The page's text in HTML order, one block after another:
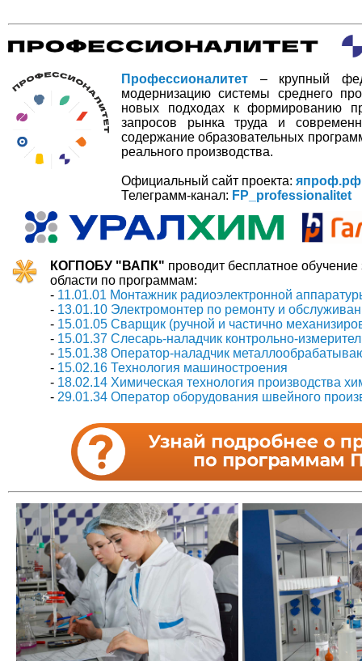
Профессионалитет – крупный
модернизацию системы среднего
новых подходах к формированию
запросов рынка труда и
содержание образовательных
реального производства.
Официальный сайт проекта: япроф.рф
Телеграмм-канал: FP_professionalitet
КОГПОБУ "ВАПК" проводит бесплатное
области по программам:
- 11.01.01 Монтажник радиоэлектронной
- 13.01.10 Электромонтер по ремонту и
- 15.01.05 Сварщик (ручной и частично
- 15.01.37 Слесарь-наладчик контрольно-
- 15.01.38 Оператор-наладчик
- 15.02.16 Технология машиностроения
- 18.02.14 Химическая технология производства
- 29.01.34 Оператор оборудования швейного